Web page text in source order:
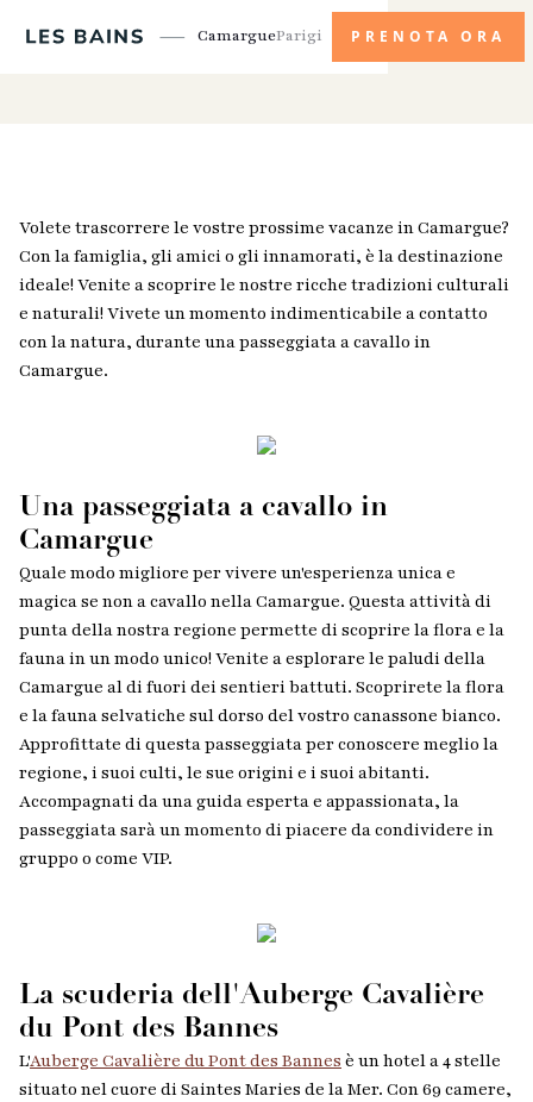
CamargueParigi PRENOTA ORA
Volete trascorrere le vostre prossime vacanze in Camargue?
Con la famiglia, gli amici o gli innamorati, è la destinazione
ideale! Venite a scoprire le nostre ricche tradizioni culturali
e naturali! Vivete un momento indimenticabile a contatto
con la natura, durante una passeggiata a cavallo in
Camargue.
Una passeggiata a cavallo in
Camargue
Quale modo migliore per vivere un'esperienza unica e
magica se non a cavallo nella Camargue. Questa attività di
punta della nostra regione permette di scoprire la flora e la
fauna in un modo unico! Venite a esplorare le paludi della
Camargue al di fuori dei sentieri battuti. Scoprirete la flora
e la fauna selvatiche sul dorso del vostro canassone bianco.
Approfittate di questa passeggiata per conoscere meglio la
regione, i suoi culti, le sue origini e i suoi abitanti.
Accompagnati da una guida esperta e appassionata, la
passeggiata sarà un momento di piacere da condividere in
gruppo o come VIP.
La scuderia dell'Auberge Cavalière
du Pont des Bannes
L'Auberge Cavalière du Pont des Bannes è un hotel a 4 stelle
situato nel cuore di Saintes Maries de la Mer. Con 69 camere,